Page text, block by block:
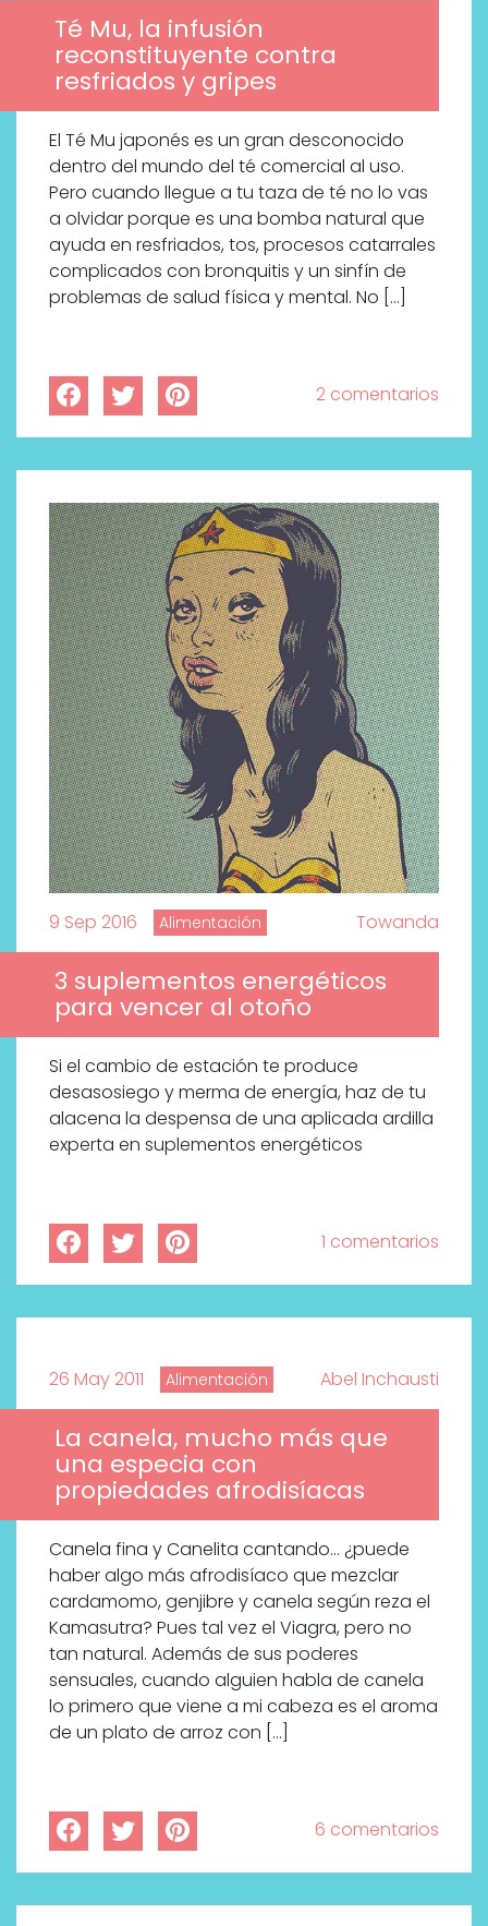
Té Mu, la infusión
reconstituyente contra
resfriados y gripes
El Té Mu japonés es un gran desconocido
dentro del mundo del té comercial al uso.
Pero cuando llegue a tu taza de té no lo vas
a olvidar porque es una bomba natural que
ayuda en resfriados, tos, procesos catarrales
complicados con bronquitis y un sinfín de
problemas de salud física y mental. No […]
2 comentarios
9 Sep 2016 Alimentación Towanda
3 suplementos energéticos
para vencer al otoño
Si el cambio de estación te produce
desasosiego y merma de energía, haz de tu
alacena la despensa de una aplicada ardilla
experta en suplementos energéticos
1 comentarios
26 May 2011 Alimentación Abel Inchausti
La canela, mucho más que
una especia con
propiedades afrodisíacas
Canela fina y Canelita cantando… ¿puede
haber algo más afrodisíaco que mezclar
cardamomo, genjibre y canela según reza el
Kamasutra? Pues tal vez el Viagra, pero no
tan natural. Además de sus poderes
sensuales, cuando alguien habla de canela
lo primero que viene a mi cabeza es el aroma
de un plato de arroz con […]
6 comentarios